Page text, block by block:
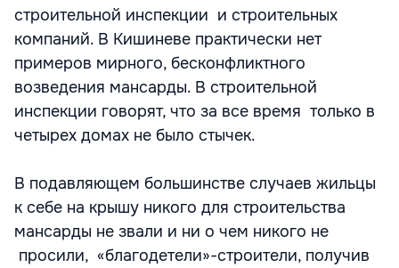
строительной инспекции и строительных
компаний. В Кишиневе практически нет
примеров мирного, бесконфликтного
возведения мансарды. В строительной
инспекции говорят, что за все время только в
четырех домах не было стычек.
В подавляющем большинстве случаев жильцы
к себе на крышу никого для строительства
мансарды не звали и ни о чем никого не
просили, «благодетели»-строители, получив